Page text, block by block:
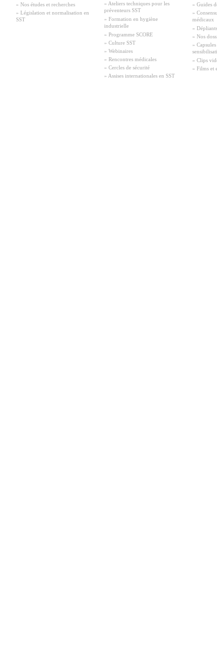
» Nos études et recherches
» Législation et normalisation en
SST
» Ateliers techniques pour les
préventeurs SST
» Formation en hygiène
industrielle
» Programme SCORE
» Culture SST
» Webinaires
» Rencontres médicales
» Cercles de sécurité
» Assises internationales en SST
» Guides
»
médicaux
» Dépliants
» Nos
»
» Clips
» Films et